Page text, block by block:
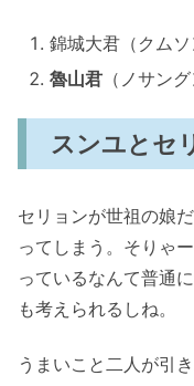
錦城大君（クム
魯山君 （ノサン
スンユとセ
セリョンが世祖の娘
ってしまう。そりゃ
っているなんて普通
も考えられるしね。
うまいこと二人が引